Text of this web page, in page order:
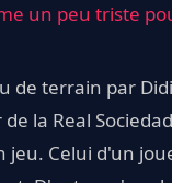
un peu triste
de terrain par
la Real
jeu. Celui d'un